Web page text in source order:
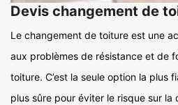
Devis changement de
Le changement de toiture est une
aux problèmes de résistance et de
toiture. C’est la seule option la plus
plus sûre pour éviter le risque sur